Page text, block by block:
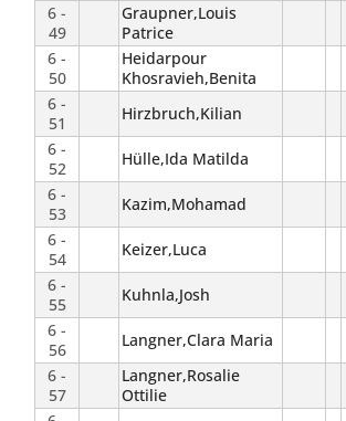
6 -
49
Graupner,Louis
Patrice
6 -
50
Heidarpour
Khosravieh,Benita
6 -
51
Hirzbruch,Kilian
6 -
52
Hülle,Ida Matilda
6 -
53
Kazim,Mohamad
6 -
54
Keizer,Luca
6 -
55
Kuhnla,Josh
6 -
56
Langner,Clara Maria
6 -
57
Langner,Rosalie
Ottilie